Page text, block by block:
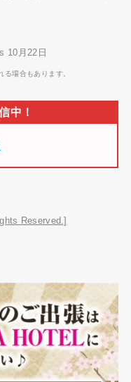
10月22日
場合もあります。
Reserved.]